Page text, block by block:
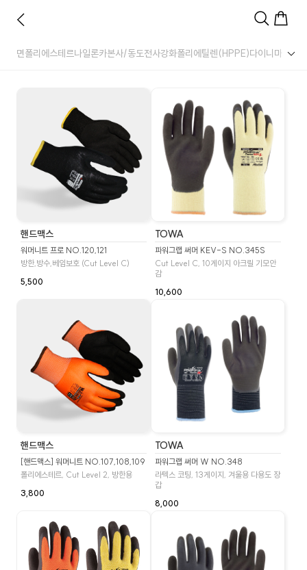
면폴리에스테르나일론카본사/동도전사강화폴리에틸렌(HPPE)다이니마 스틸사
핸드맥스
워머니트 프로 NO.120,121
방한,방수,베임보호 (Cut Level C)
5,500
TOWA
파워그랩 써머 KEV-S NO.345S
Cut Level C, 10게이지 아크릴 기모안
감
10,600
핸드맥스
[핸드맥스] 워머니트 NO.107,108,109
폴리에스테르, Cut Level 2, 방한용
3,800
TOWA
파워그랩 써머 W NO.348
라텍스 코팅, 13게이지, 겨울용 다용도 장
갑
8,000